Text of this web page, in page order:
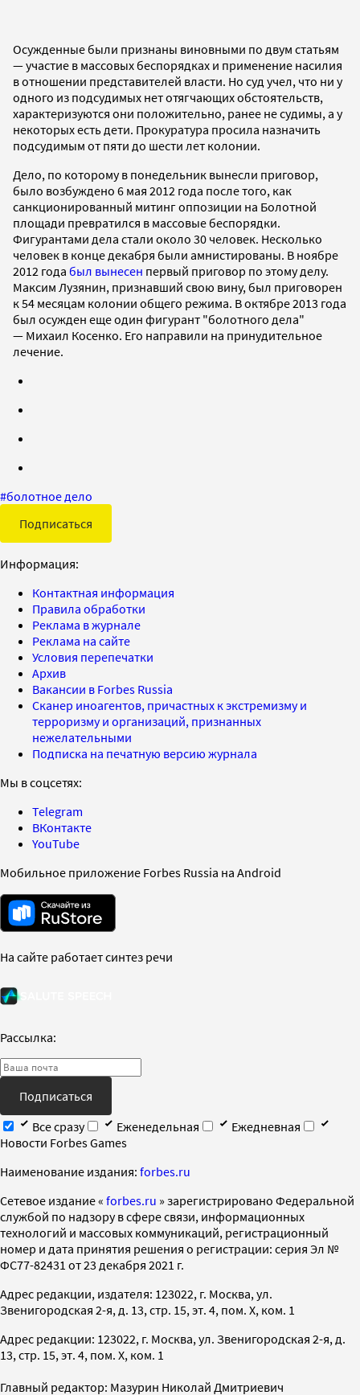
Осужденные были признаны виновными по двум статьям
— участие в массовых беспорядках и применение насилия
в отношении представителей власти. Но суд учел, что ни у
одного из подсудимых нет отягчающих обстоятельств,
характеризуются они положительно, ранее не судимы, а у
некоторых есть дети. Прокуратура просила назначить
подсудимым от пяти до шести лет колонии.
Дело, по которому в понедельник вынесли приговор,
было возбуждено 6 мая 2012 года после того, как
санкционированный митинг оппозиции на Болотной
площади превратился в массовые беспорядки.
Фигурантами дела стали около 30 человек. Несколько
человек в конце декабря были амнистированы. В ноябре
2012 года был вынесен первый приговор по этому делу.
Максим Лузянин, признавший свою вину, был приговорен
к 54 месяцам колонии общего режима. В октябре 2013 года
был осужден еще один фигурант "болотного дела"
— Михаил Косенко. Его направили на принудительное
лечение.
#болотное дело
Подписаться
Информация:
Контактная информация
Правила обработки
Реклама в журнале
Реклама на сайте
Условия перепечатки
Архив
Вакансии в Forbes Russia
Сканер иноагентов, причастных к экстремизму и
терроризму и организаций, признанных
нежелательными
Подписка на печатную версию журнала
Мы в соцсетях:
Telegram
ВКонтакте
YouTube
Мобильное приложение Forbes Russia на Android
На сайте работает синтез речи
Рассылка:
Подписаться
Все сразу
Еженедельная
Ежедневная
Новости Forbes Games
Наименование издания: forbes.ru
Cетевое издание « forbes.ru » зарегистрировано Федеральной
службой по надзору в сфере связи, информационных
технологий и массовых коммуникаций, регистрационный
номер и дата принятия решения о регистрации: серия Эл №
ФС77-82431 от 23 декабря 2021 г.
Адрес редакции, издателя: 123022, г. Москва, ул.
Звенигородская 2-я, д. 13, стр. 15, эт. 4, пом. X, ком. 1
Адрес редакции: 123022, г. Москва, ул. Звенигородская 2-я, д.
13, стр. 15, эт. 4, пом. X, ком. 1
Главный редактор: Мазурин Николай Дмитриевич